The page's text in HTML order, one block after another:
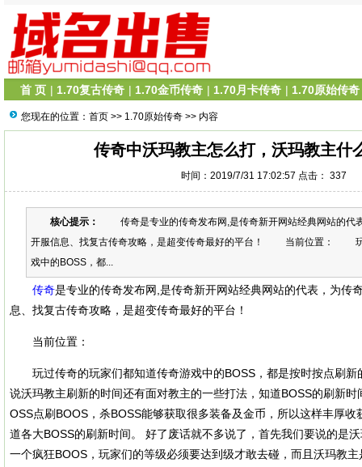
首 页 | 1.70复古传奇 | 1.70金币传奇 | 1.70月卡传奇 | 1.70原始传奇
您现在的位置： 首页 >> 1.70原始传奇 >> 内容
传奇中沃玛教主怎么打，沃玛教主什
时间：2019/7/31 17:02:57 点击： 337
核心提示：
传奇是专业的传奇发布网,是传奇新开网站经典网站的代
开服信息、找复古传奇攻略，是超变传奇最好的平台！ 当前位置： 玩
戏中的BOSS，都...
传奇是专业的传奇发布网,是传奇新开网站经典网站的代表，为传
息、找复古传奇攻略，是超变传奇最好的平台！
当前位置：
玩过传奇的玩家们都知道传奇游戏中的BOSS，都是按时按点刷新
说沃玛教主刷新的时间还有面对教主的一些打法，知道BOSS的刷新
OSS点刷BOOS，杀BOSS能够获取很多装备及金币，所以这样丰厚
道各大BOSS的刷新时间。 好了废话就不多说了，首先我们要说的是
一个疯狂BOOS，玩家们的等级必须要达到级才敢去碰，而且沃玛教